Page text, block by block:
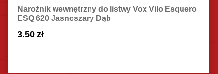
Narożnik wewnętrzny do listwy Vox Vilo Esquero
ESQ 620 Jasnoszary Dąb
3.50zł